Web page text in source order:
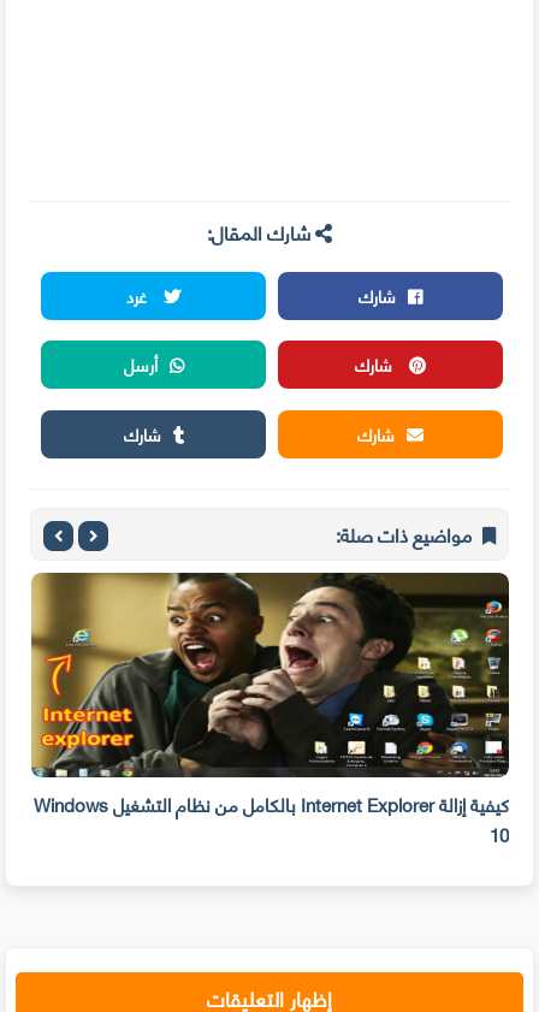
شارك المقال:
شارك
غرد
شارك
أرسل
شارك
شارك
مواضيع ذات صلة:
كيفية إزالة Internet Explorer بالكامل من نظام التشغيل Windows
10
إظهار التعليقات